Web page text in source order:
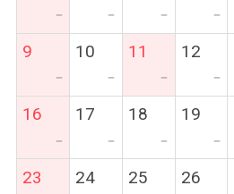
ー ー ー ー
9
ー
10
ー
11
ー
12
ー
16
ー
17
ー
18
ー
19
ー
23 24 25 26